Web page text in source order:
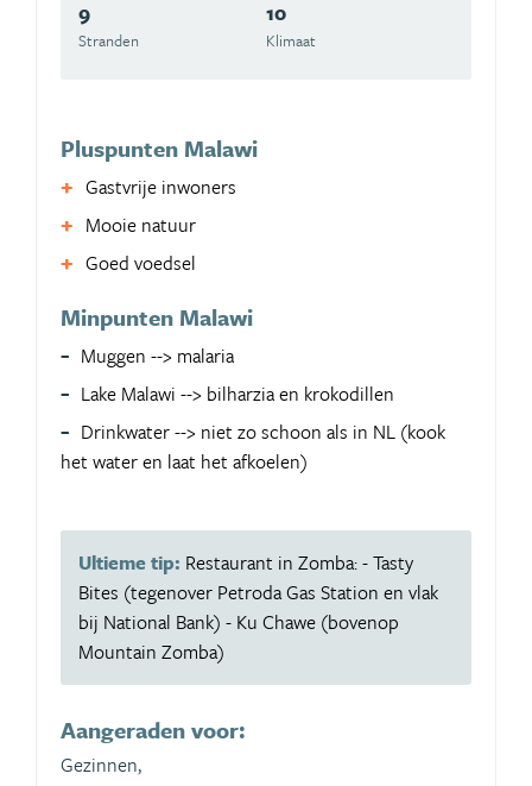
9
Stranden
10
Klimaat
Pluspunten Malawi
Gastvrije inwoners
Mooie natuur
Goed voedsel
Minpunten Malawi
Muggen --> malaria
Lake Malawi --> bilharzia en krokodillen
Drinkwater --> niet zo schoon als in NL (kook
het water en laat het afkoelen)
Ultieme tip: Restaurant in Zomba: - Tasty
Bites (tegenover Petroda Gas Station en vlak
bij National Bank) - Ku Chawe (bovenop
Mountain Zomba)
Aangeraden voor:
Gezinnen,